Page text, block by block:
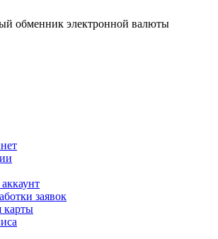
обменник электронной валюты
заявок
карты